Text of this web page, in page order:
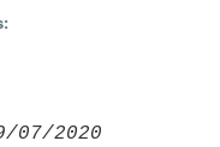
07/2020